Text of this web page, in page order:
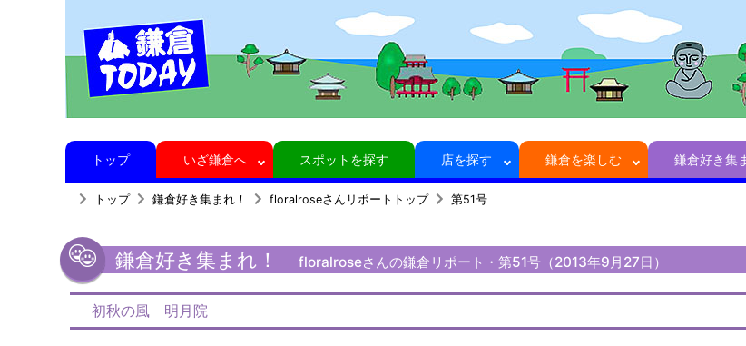
トップ いざ鎌倉へ スポットを探す 店を探す 鎌倉を楽しむ 鎌倉好き集
トップ 鎌倉好き集まれ！ floralroseさんリポートトップ 第51号
鎌倉好き集まれ！ floralroseさんの鎌倉リポート・第51号（2013年9月27日）
初秋の風 明月院